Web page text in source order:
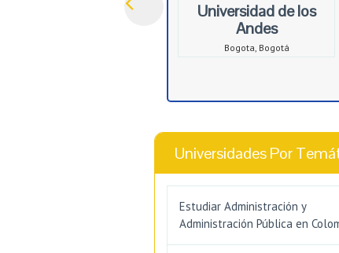
Universidad de los
Andes
Bogota, Bogotá
Universidades Por
Estudiar Administración y
Administración Pública en